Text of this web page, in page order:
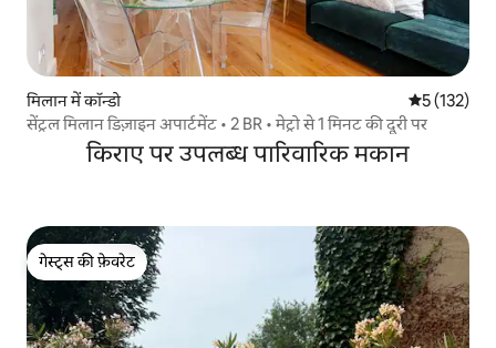
मिलान में कॉन्डो औसत रेटिंग 5
5 (132)
सेंट्रल मिलान डिज़ाइन अपार्टमेंट • 2 BR • मेट्रो से 1 मिनट की दूरी पर
किराए पर उपलब्ध पारिवारिक मकान
गेस्ट्स की फ़ेवरेट
गेस्ट्स की फ़ेवरेट